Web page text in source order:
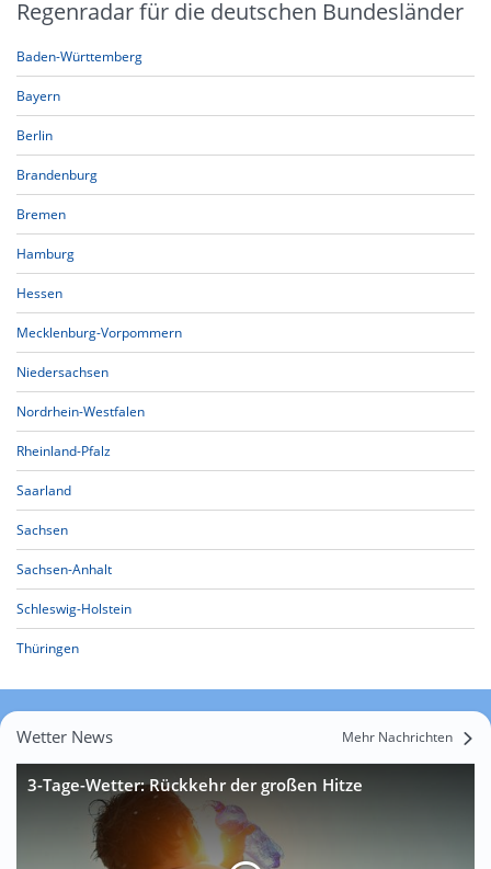
Regenradar für die deutschen Bundesländer
Baden-Württemberg
Bayern
Berlin
Brandenburg
Bremen
Hamburg
Hessen
Mecklenburg-Vorpommern
Niedersachsen
Nordrhein-Westfalen
Rheinland-Pfalz
Saarland
Sachsen
Sachsen-Anhalt
Schleswig-Holstein
Thüringen
Wetter News Mehr Nachrichten
3-Tage-Wetter: Rückkehr der großen Hitze